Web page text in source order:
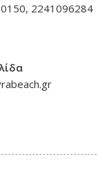
2241096284